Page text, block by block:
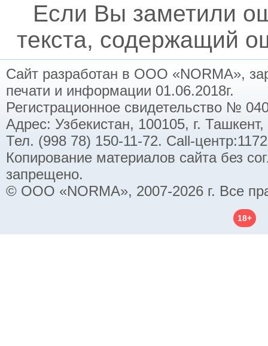
Если Вы заметили
текста, содержащий
Сайт разработан в ООО «NORMA»,
печати и информации 01.06.2018г.
Регистрационное свидетельство №
Адрес: Узбекистан, 100105, г.
Тел. (998 78) 150-11-72. Call-
Копирование материалов сайта без
запрещено.
© ООО «NORMA», 2007-2026 г. Все
18+